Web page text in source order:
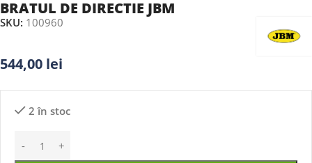
BRATUL DE DIRECTIE JBM
SKU: 100960
544,00 lei
2 în stoc